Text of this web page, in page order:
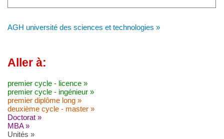
AGH université des sciences et technologies »
Aller à:
premier cycle - licence »
premier cycle - ingénieur »
premier diplôme long »
deuxième cycle - master »
Doctorat »
MBA »
Unités »